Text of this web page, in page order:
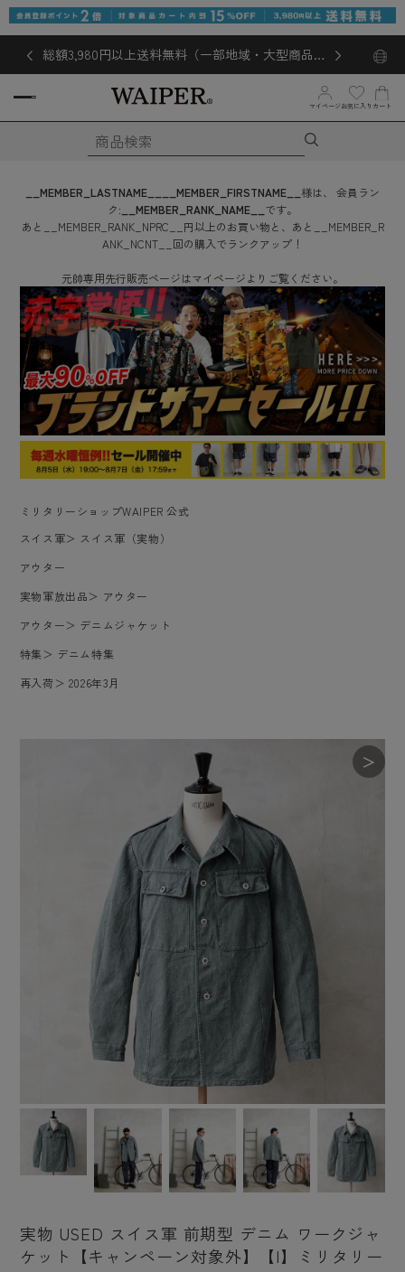
総額3,980円以上送料無料（一部地域・大型商品対
象外あり）
マイページ お気に入り カート
__MEMBER_LASTNAME__ __MEMBER_FIRSTNAME__ 様は、
会員ラン
ク: __MEMBER_RANK_NAME__ です。
あと
__MEMBER_RANK_NPRC__ 円以上のお買い物と、あと
__MEMBER_R
ANK_NCNT__ 回の購入でランクアップ！
元帥専用先行販売ページはマイページよりご覧ください。
ミリタリーショップWAIPER 公式
スイス軍＞ スイス軍（実物）
アウター
実物軍放出品＞ アウター
アウター＞ デニムジャケット
特集 ＞ デニム特集
再入荷＞ 2026年3月
＞
実物 USED スイス軍 前期型 デニム ワークジャ
ケット【キャンペーン対象外】【I】ミリタリー